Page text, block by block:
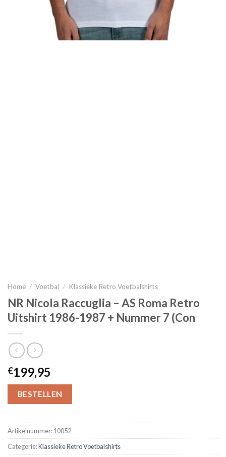
Home / Voetbal / Klassieke Retro Voetbalshirts
NR Nicola Raccuglia – AS Roma Retro
Uitshirt 1986-1987 + Nummer 7 (Con
€199,95
BESTELLEN
Artikelnummer:10052
Categorie:Klassieke Retro Voetbalshirts